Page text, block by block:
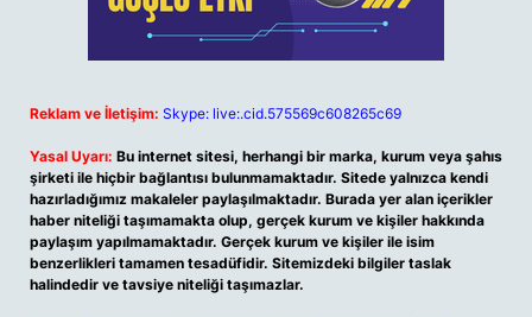
Reklam ve İletişim: Skype: live:.cid.575569c608265c69
Yasal Uyarı: Bu internet sitesi, herhangi bir marka, kurum veya şahıs
şirketi ile hiçbir bağlantısı bulunmamaktadır. Sitede yalnızca kendi
hazırladığımız makaleler paylaşılmaktadır. Burada yer alan içerikler
haber niteliği taşımamakta olup, gerçek kurum ve kişiler hakkında
paylaşım yapılmamaktadır. Gerçek kurum ve kişiler ile isim
benzerlikleri tamamen tesadüfidir. Sitemizdeki bilgiler taslak
halindedir ve tavsiye niteliği taşımazlar.